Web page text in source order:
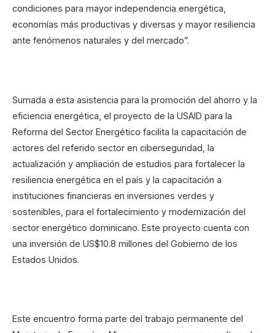
condiciones para mayor independencia energética,
economías más productivas y diversas y mayor resiliencia
ante fenómenos naturales y del mercado”.
Sumada a esta asistencia para la promoción del ahorro y la
eficiencia energética, el proyecto de la USAID para la
Reforma del Sector Energético facilita la capacitación de
actores del referido sector en ciberseguridad, la
actualización y ampliación de estudios para fortalecer la
resiliencia energética en el país y la capacitación a
instituciones financieras en inversiones verdes y
sostenibles, para el fortalecimiento y modernización del
sector energético dominicano. Este proyecto cuenta con
una inversión de US$10.8 millones del Gobierno de los
Estados Unidos.
Este encuentro forma parte del trabajo permanente del